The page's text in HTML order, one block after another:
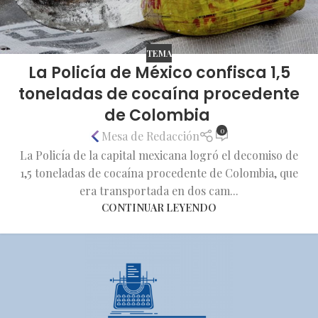
TEMA
La Policía de México confisca 1,5
toneladas de cocaína procedente
de Colombia
Mesa de Redacción 0
La Policía de la capital mexicana logró el decomiso de
1,5 toneladas de cocaína procedente de Colombia, que
era transportada en dos cam...
CONTINUAR LEYENDO